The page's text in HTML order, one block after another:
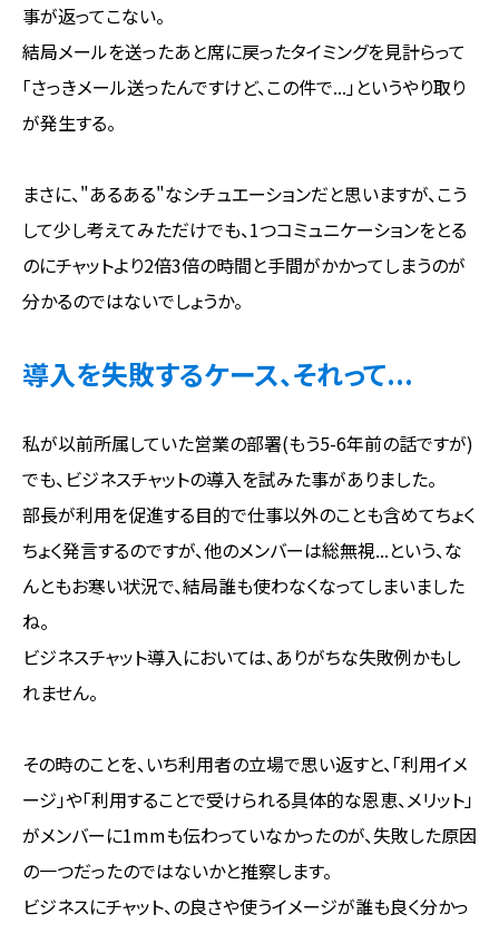
事が返ってこない。
結局メールを送ったあと席に戻ったタイミングを見計らって
「さっきメール送ったんですけど、この件で...」というやり取り
が発生する。
まさに、"あるある"なシチュエーションだと思いますが、こう
して少し考えてみただけでも、1つコミュニケーションをとる
のにチャットより2倍3倍の時間と手間がかかってしまうのが
分かるのではないでしょうか。
導入を失敗するケース、それって...
私が以前所属していた営業の部署(もう5-6年前の話ですが)
でも、ビジネスチャットの導入を試みた事がありました。
部長が利用を促進する目的で仕事以外のことも含めてちょく
ちょく発言するのですが、他のメンバーは総無視...という、な
んともお寒い状況で、結局誰も使わなくなってしまいました
ね。
ビジネスチャット導入においては、ありがちな失敗例かもし
れません。
その時のことを、いち利用者の立場で思い返すと、「利用イメ
ージ」や「利用することで受けられる具体的な恩恵、メリット」
がメンバーに1mmも伝わっていなかったのが、失敗した原因
の一つだったのではないかと推察します。
ビジネスにチャット、の良さや使うイメージが誰も良く分かっ